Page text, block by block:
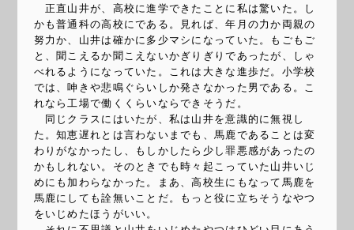
正直山井が、高校に進学できたことに私は驚いた。し
かも普通科の高校にである。見れば、年月の力か両親の
努力か、山井は確かに多少マシになっていた。もごもご
と、聞こえるか聞こえないかぎりぎりであったが、しゃ
べれるようになっていた。これは大きな進歩だ。小学校
では、呻きや悲鳴ぐらいしか発さなかった男である。こ
れなら工場で働くくらいならできそうだ。
同じクラスにはいたが、私は山井を意識的に無視し
た。知恵遅れとは言わないまでも、馬鹿であることは変
わりがなかったし、もしかしたら少し罪悪感があったの
かもしれない。そのときでも時々起こっていた山井いじ
めにも加わらなかった。まあ、高校生にもなって馬鹿を
馬鹿にしても詮無いことだ。もっと役に立ちそうなやつ
をいじめたほうがいい。